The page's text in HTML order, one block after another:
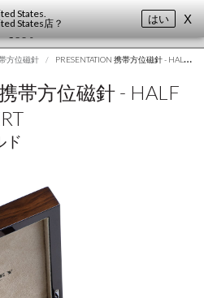
States.
States店？ はい X
方位磁針 / PRESENTATION 携帯方位磁針 - HALF HUNTER & ALBERT
帯方位磁針 - HALF
ド